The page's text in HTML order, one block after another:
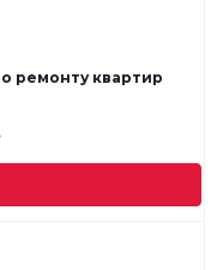
ремонту квартир